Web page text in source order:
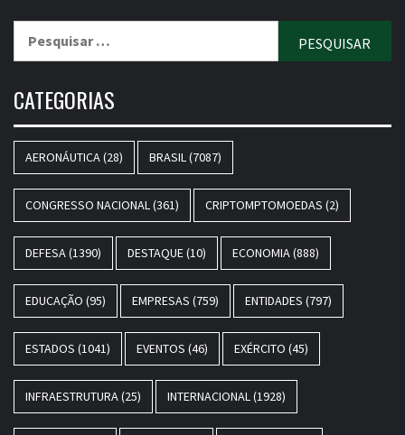
CATEGORIAS
AERONÁUTICA(28) BRASIL(7087)
CONGRESSO NACIONAL(361) CRIPTOMPTOMOEDAS (2)
DEFESA(1390) DESTAQUE(10) ECONOMIA(888)
EDUCAÇÃO (95) EMPRESAS (759) ENTIDADES (797)
ESTADOS (1041) EVENTOS (46) EXÉRCITO (45)
INFRAESTRUTURA(25) INTERNACIONAL(1928)